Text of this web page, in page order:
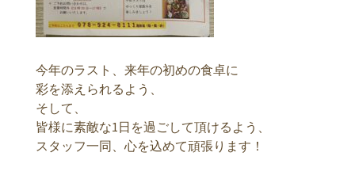
今年のラスト、来年の初めの食卓に
彩を添えられるよう、
そして、
皆様に素敵な1日を過ごして頂けるよう、
スタッフ一同、心を込めて頑張ります！